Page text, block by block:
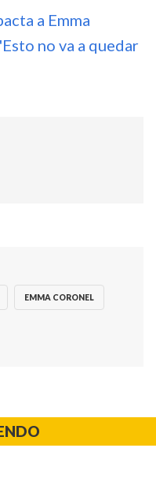
a Emma
no va a quedar
EMMA CORONEL